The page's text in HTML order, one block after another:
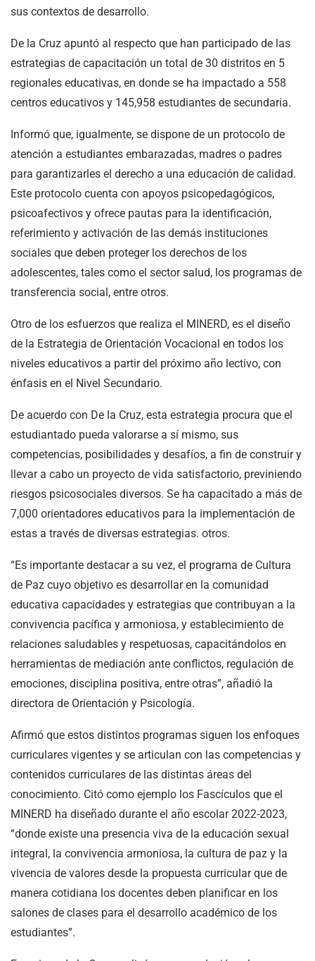
sus contextos de desarrollo.
De la Cruz apuntó al respecto que han participado de las
estrategias de capacitación un total de 30 distritos en 5
regionales educativas, en donde se ha impactado a 558
centros educativos y 145,958 estudiantes de secundaria.
Informó que, igualmente, se dispone de un protocolo de
atención a estudiantes embarazadas, madres o padres
para garantizarles el derecho a una educación de calidad.
Este protocolo cuenta con apoyos psicopedagógicos,
psicoafectivos y ofrece pautas para la identificación,
referimiento y activación de las demás instituciones
sociales que deben proteger los derechos de los
adolescentes, tales como el sector salud, los programas de
transferencia social, entre otros.
Otro de los esfuerzos que realiza el MINERD, es el diseño
de la Estrategia de Orientación Vocacional en todos los
niveles educativos a partir del próximo año lectivo, con
énfasis en el Nivel Secundario.
De acuerdo con De la Cruz, esta estrategia procura que el
estudiantado pueda valorarse a sí mismo, sus
competencias, posibilidades y desafíos, a fin de construir y
llevar a cabo un proyecto de vida satisfactorio, previniendo
riesgos psicosociales diversos. Se ha capacitado a más de
7,000 orientadores educativos para la implementación de
estas a través de diversas estrategias. otros.
“Es importante destacar a su vez, el programa de Cultura
de Paz cuyo objetivo es desarrollar en la comunidad
educativa capacidades y estrategias que contribuyan a la
convivencia pacífica y armoniosa, y establecimiento de
relaciones saludables y respetuosas, capacitándolos en
herramientas de mediación ante conflictos, regulación de
emociones, disciplina positiva, entre otras”, añadió la
directora de Orientación y Psicología.
Afirmó que estos distintos programas siguen los enfoques
curriculares vigentes y se articulan con las competencias y
contenidos curriculares de las distintas áreas del
conocimiento. Citó como ejemplo los Fascículos que el
MINERD ha diseñado durante el año escolar 2022-2023,
“donde existe una presencia viva de la educación sexual
integral, la convivencia armoniosa, la cultura de paz y la
vivencia de valores desde la propuesta curricular que de
manera cotidiana los docentes deben planificar en los
salones de clases para el desarrollo académico de los
estudiantes”.